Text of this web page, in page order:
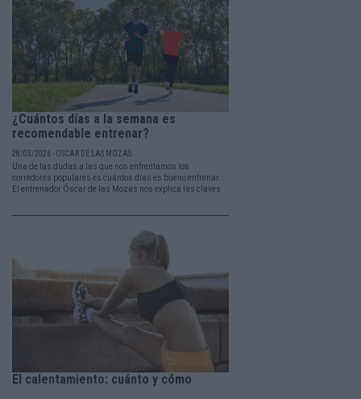
¿Cuántos días a la semana es
recomendable entrenar?
28/03/2026 - OSCAR DE LAS MOZAS
Una de las dudas a las que nos enfrentamos los
corredores populares es cuántos días es bueno entrenar.
El entrenador Óscar de las Mozas nos explica las claves.
El calentamiento: cuánto y cómo